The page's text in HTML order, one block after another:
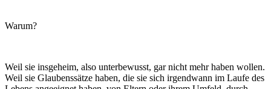
Warum?
Weil sie insgeheim, also unterbewusst, gar nicht mehr haben wollen.
Weil sie Glaubenssätze haben, die sie sich irgendwann im Laufe des